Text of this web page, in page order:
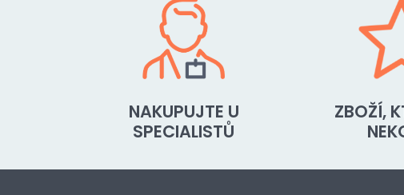
NAKUPUJTE U
SPECIALISTŮ
ZBOŽÍ,